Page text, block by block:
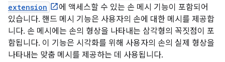
extension
에 액세스할 수 있는 손 메시 기능이 포함되어
있습니다. 핸드 메시 기능은 사용자의 손에 대한 메시를 제공합
니다. 손 메시에는 손의 형상을 나타내는 삼각형의 꼭짓점이 포
함됩니다. 이 기능은 시각화를 위해 사용자의 손의 실제 형상을
나타내는 맞춤 메시를 제공하는 데 사용됩니다.